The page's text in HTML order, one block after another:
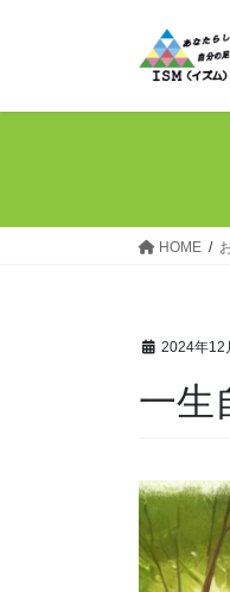
HOME
2024年12
一生